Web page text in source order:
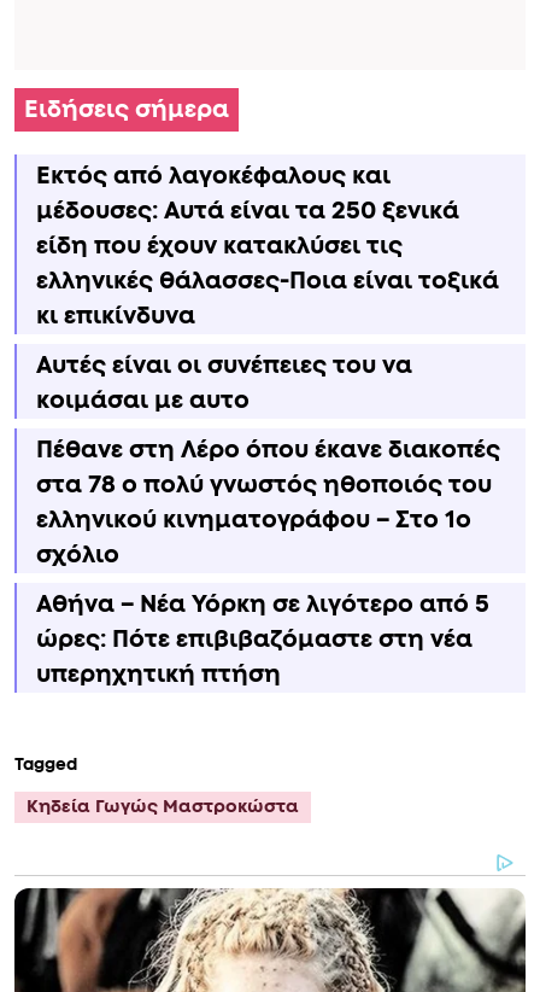
Ειδήσεις σήμερα
Εκτός από λαγοκέφαλους και
μέδουσες: Aυτά είναι τα 250 ξενικά
είδη που έχουν κατακλύσει τις
ελληνικές θάλασσες-Ποια είναι τοξικά
κι επικίνδυνα
Αυτές είναι οι συνέπειες του να
κοιμάσαι με αυτο
Πέθανε στη Λέρο όπου έκανε διακοπές
στα 78 ο πολύ γνωστός ηθοποιός του
ελληνικού κινηματογράφου – Στο 1ο
σχόλιο
Αθήνα – Νέα Υόρκη σε λιγότερο από 5
ώρες: Πότε επιβιβαζόμαστε στη νέα
υπερηχητική πτήση
Tagged
Κηδεία Γωγώς Μαστροκώστα